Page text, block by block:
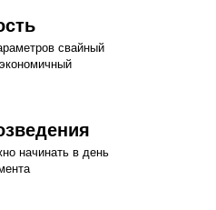
свайный
начинать в день